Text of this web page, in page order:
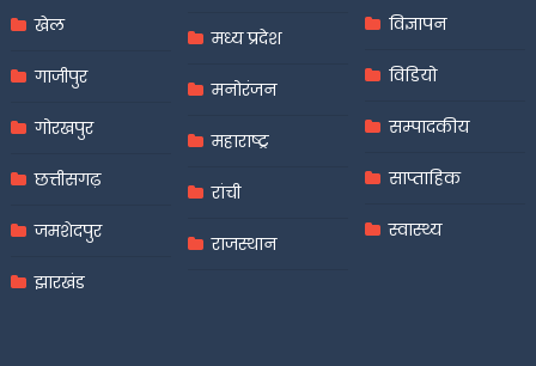
खेल
गाजीपुर
गोरखपुर
छत्तीसगढ़
जमशेदपुर
झारखंड
मध्य प्रदेश
मनोरंजन
महाराष्ट्र
रांची
राजस्थान
विज्ञापन
विडियो
सम्पादकीय
साप्ताहिक
स्वास्थ्य